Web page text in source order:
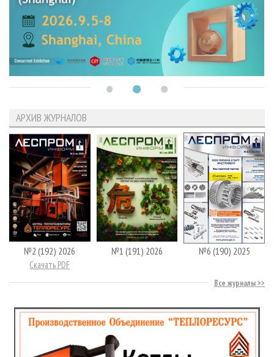
АРХИВ ЖУРНАЛОВ
№2 (192) 2026
Скачать PDF
№1 (191) 2026 №6 (190) 2025
Все журналы